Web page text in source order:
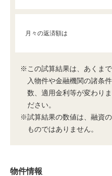
月々の返済額は
※この試算結果は、あくま
入物件や金融機関の諸条
数、適用金利等が変わり
ださい。
※試算結果の数値は、融資
ものではありません。
物件情報